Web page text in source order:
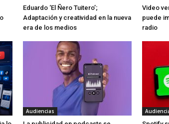
Eduardo ‘El Ñero Tuitero’;
Adaptación y creatividad en la nueva
era de los medios
Video
puede
radio
Audiencias